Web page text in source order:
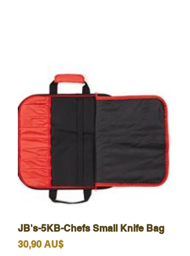
JB's-5KB-Chefs Small Knife Bag
Giá
30,90 AU$